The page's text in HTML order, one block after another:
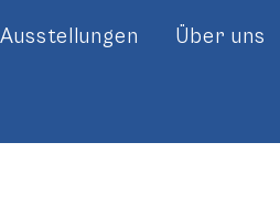
Über uns